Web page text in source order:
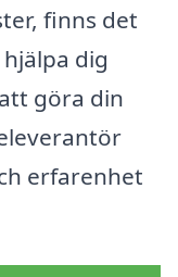
finns det
dig
göra din
erfarenhet